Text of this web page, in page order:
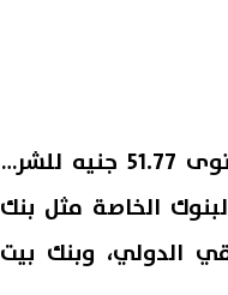
واستقرت أسعار الدولار في عدد كبير من البنوك عند مستوى 51.77 جنيه للشراء
البنوك الخاصة مثل بنك
الدولي، وبنك بيت